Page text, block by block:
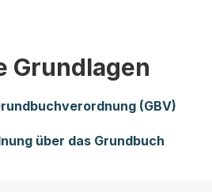
Grundlagen
(GBV)
über das Grundbuch